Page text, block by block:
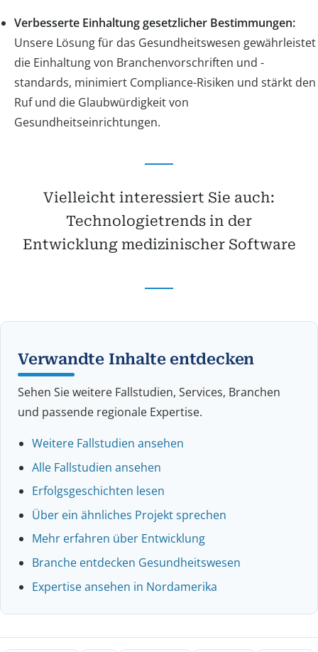
Verbesserte Einhaltung gesetzlicher Bestimmungen:
Unsere Lösung für das Gesundheitswesen gewährleistet
die Einhaltung von Branchenvorschriften und -
standards, minimiert Compliance-Risiken und stärkt den
Ruf und die Glaubwürdigkeit von
Gesundheitseinrichtungen.
Vielleicht interessiert Sie auch:
Technologietrends in der
Entwicklung medizinischer Software
Verwandte Inhalte entdecken
Sehen Sie weitere Fallstudien, Services, Branchen
und passende regionale Expertise.
Weitere Fallstudien ansehen
Alle Fallstudien ansehen
Erfolgsgeschichten lesen
Über ein ähnliches Projekt sprechen
Mehr erfahren über Entwicklung
Branche entdecken Gesundheitswesen
Expertise ansehen in Nordamerika